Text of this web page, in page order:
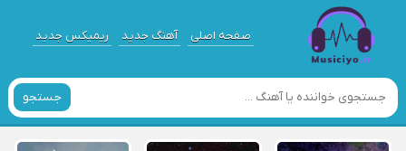
صفحه اصلی آهنگ جدید ریمیکس جدید
جستجو